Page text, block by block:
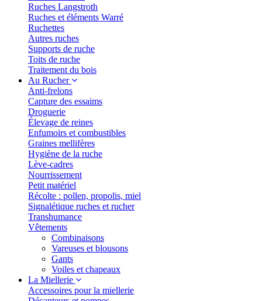
Ruches Langstroth
Ruches et éléments Warré
Ruchettes
Autres ruches
Supports de ruche
Toits de ruche
Traitement du bois
Au Rucher
Anti-frelons
Capture des essaims
Droguerie
Élevage de reines
Enfumoirs et combustibles
Graines mellifères
Hygiène de la ruche
Lève-cadres
Nourrissement
Petit matériel
Récolte : pollen, propolis, miel
Signalétique ruches et rucher
Transhumance
Vêtements
Combinaisons
Vareuses et blousons
Gants
Voiles et chapeaux
La Miellerie
Accessoires pour la miellerie